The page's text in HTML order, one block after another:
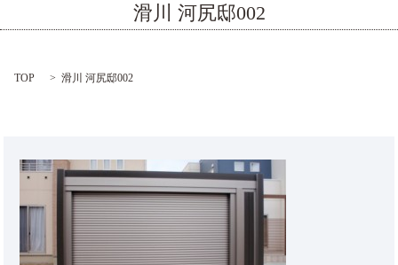
滑川 河尻邸002
TOP 滑川 河尻邸002